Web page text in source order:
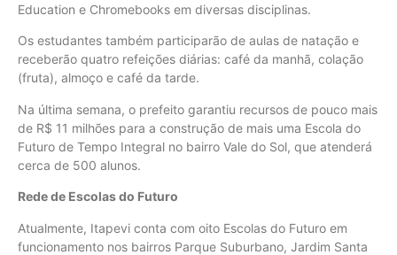
Education e Chromebooks em diversas disciplinas.
Os estudantes também participarão de aulas de natação e
receberão quatro refeições diárias: café da manhã, colação
(fruta), almoço e café da tarde.
Na última semana, o prefeito garantiu recursos de pouco mais
de R$ 11 milhões para a construção de mais uma Escola do
Futuro de Tempo Integral no bairro Vale do Sol, que atenderá
cerca de 500 alunos.
Rede de Escolas do Futuro
Atualmente, Itapevi conta com oito Escolas do Futuro em
funcionamento nos bairros Parque Suburbano, Jardim Santa